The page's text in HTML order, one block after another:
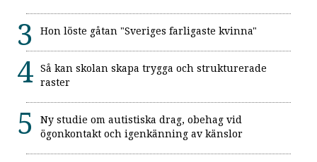
Hon löste gåtan "Sveriges farligaste kvinna"
Så kan skolan skapa trygga och strukturerade
raster
Ny studie om autistiska drag, obehag vid
ögonkontakt och igenkänning av känslor